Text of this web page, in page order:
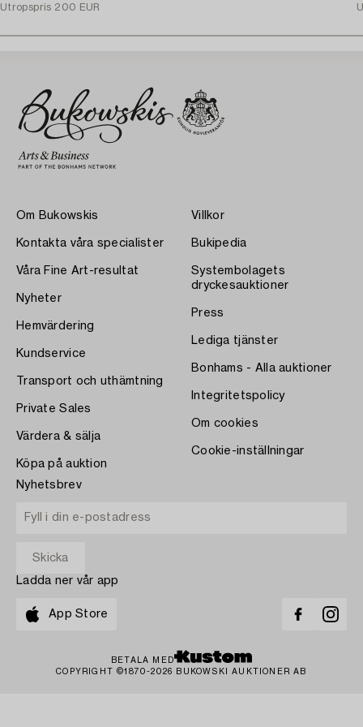
Utropspris 200 EUR
Om Bukowskis
Kontakta våra specialister
Våra Fine Art-resultat
Nyheter
Hemvärdering
Kundservice
Transport och uthämtning
Private Sales
Värdera & sälja
Köpa på auktion
Villkor
Bukipedia
Systembolagets
dryckesauktioner
Press
Lediga tjänster
Bonhams - Alla auktioner
Integritetspolicy
Om cookies
Cookie-inställningar
Nyhetsbrev
Ladda ner vår app
App Store
BETALA MED
COPYRIGHT ©1870-2026 BUKOWSKI AUKTIONER AB